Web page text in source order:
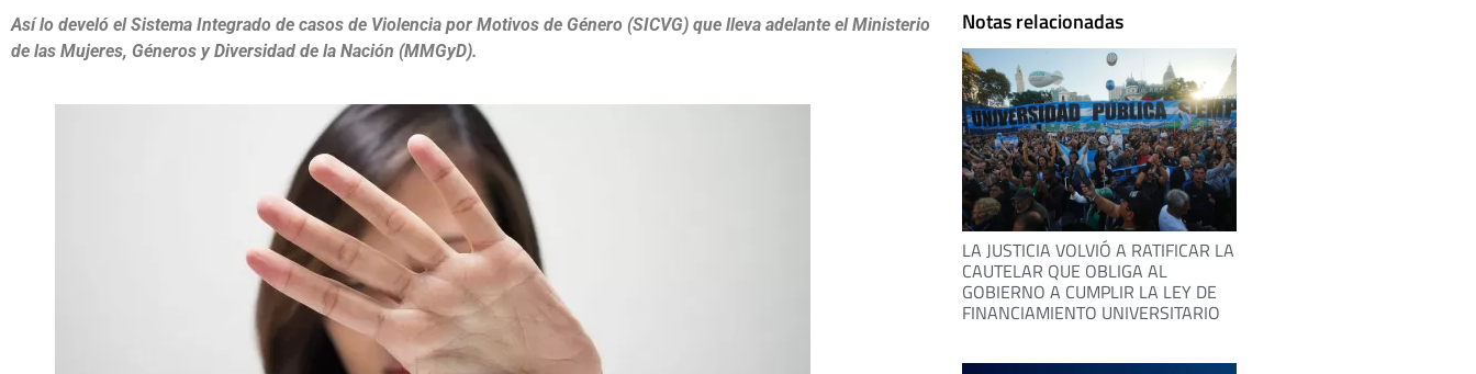
Así lo develó el Sistema Integrado de casos de Violencia por Motivos de Género (SICVG) que lleva adelante el Ministerio
de las Mujeres, Géneros y Diversidad de la Nación (MMGyD).
Notas relacionadas
LA JUSTICIA VOLVIÓ A RATIFICAR LA
CAUTELAR QUE OBLIGA AL
GOBIERNO A CUMPLIR LA LEY DE
FINANCIAMIENTO UNIVERSITARIO